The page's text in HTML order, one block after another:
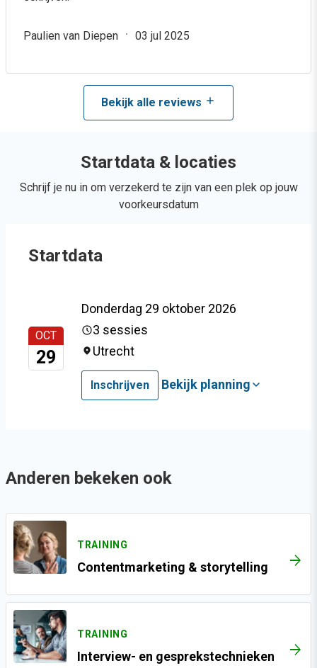
Paulien van Diepen 03 jul 2025
Bekijk alle reviews
Startdata & locaties
Schrijf je nu in om verzekerd te zijn van een plek op jouw
voorkeursdatum
Startdata
OCT
29
Donderdag 29 oktober 2026
3 sessies
Utrecht
Inschrijven Bekijk planning
Anderen bekeken ook
TRAINING
Contentmarketing & storytelling ARROW_FORWARD
TRAINING
Interview- en gesprekstechnieken ARROW_FORWARD